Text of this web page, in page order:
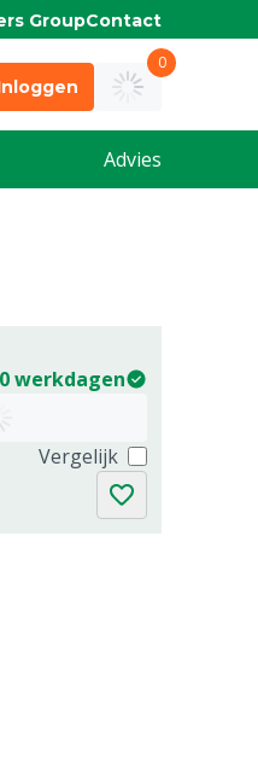
GroupContact
0
Advies
werkdagen
Vergelijk